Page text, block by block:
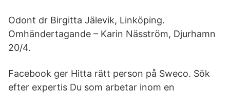
Odont dr Birgitta Jälevik, Linköping.
Omhändertagande – Karin Näsström, Djurhamn
20/4.
Facebook ger Hitta rätt person på Sweco. Sök
efter expertis Du som arbetar inom en